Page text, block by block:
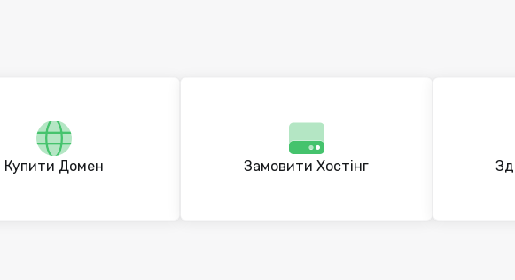
Купити Домен Замовити Хостінг